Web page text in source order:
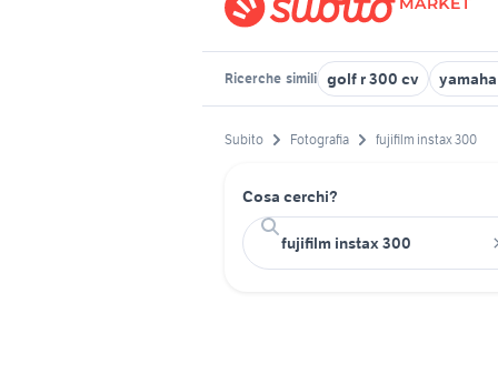
Ricerche simili golf r 300 cv
Subito Fotografia fujifilm instax 300
Cosa cerchi?